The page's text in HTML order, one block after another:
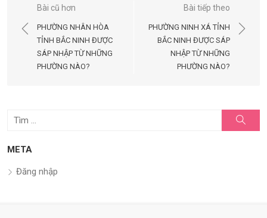
Điều
hướng
bài
viết
Bài cũ hơn
PHƯỜNG NHÂN HÒA
TỈNH BẮC NINH ĐƯỢC
SÁP NHẬP TỪ NHỮNG
PHƯỜNG NÀO?
Bài tiếp theo
PHƯỜNG NINH XÁ TỈNH
BẮC NINH ĐƯỢC SÁP
NHẬP TỪ NHỮNG
PHƯỜNG NÀO?
Tìm
quả
kiếm
META
Đăng nhập